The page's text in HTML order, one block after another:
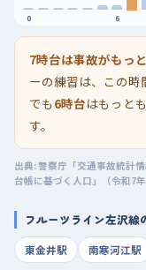
0 6
7時台は事故がもっ
ーの練習は、この
でも 6時台はもっと
す。
出典: 警察庁「交通事故統計
台帳に基づく人口」（令和7
フルーツライン左沢線
東金井駅 南寒河江駅